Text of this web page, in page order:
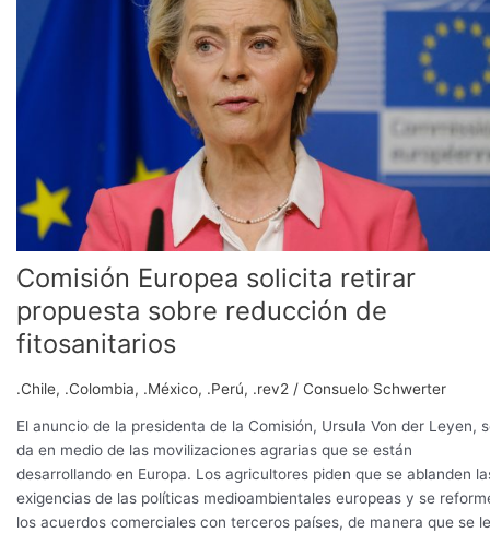
Comisión Europea solicita retirar
propuesta sobre reducción de
fitosanitarios
.Chile, .Colombia, .México, .Perú, .rev2 / Consuelo Schwerter
El anuncio de la presidenta de la Comisión, Ursula Von der Leyen,
da en medio de las movilizaciones agrarias que se están
desarrollando en Europa. Los agricultores piden que se ablanden
exigencias de las políticas medioambientales europeas y se
los acuerdos comerciales con terceros países, de manera que se
retirar
propuesta
sobre
reducción